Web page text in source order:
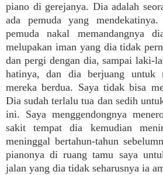
piano di gerejanya. Dia adalah
ada pemuda yang
pemuda nakal memandangnya
melupakan iman yang dia tidak
dan pergi dengan dia, sampai laki-
hatinya, dan dia berjuang untuk
mereka berdua. Saya tidak bisa
Dia sudah terlalu tua dan sedih
ini. Saya menggendongnya
sakit tempat dia kemudian
meninggal bertahun-tahun
pianonya di ruang tamu saya
jalan yang dia tidak seharusnya ia